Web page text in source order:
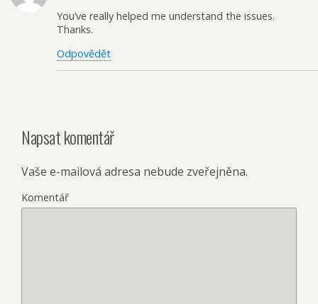
You’ve really helped me understand the issues.
Thanks.
Odpovědět
Napsat komentář
Vaše e-mailová adresa nebude zveřejněna.
Komentář